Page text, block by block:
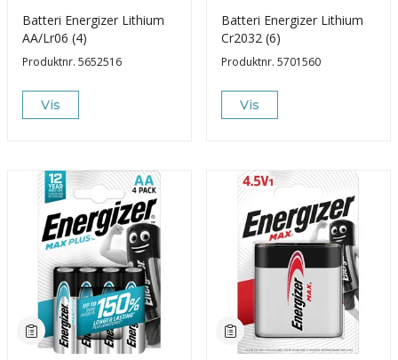
Batteri Energizer Lithium
AA/Lr06 (4)
Produktnr. 5652516
Vis
Batteri Energizer Lithium
Cr2032 (6)
Produktnr. 5701560
Vis